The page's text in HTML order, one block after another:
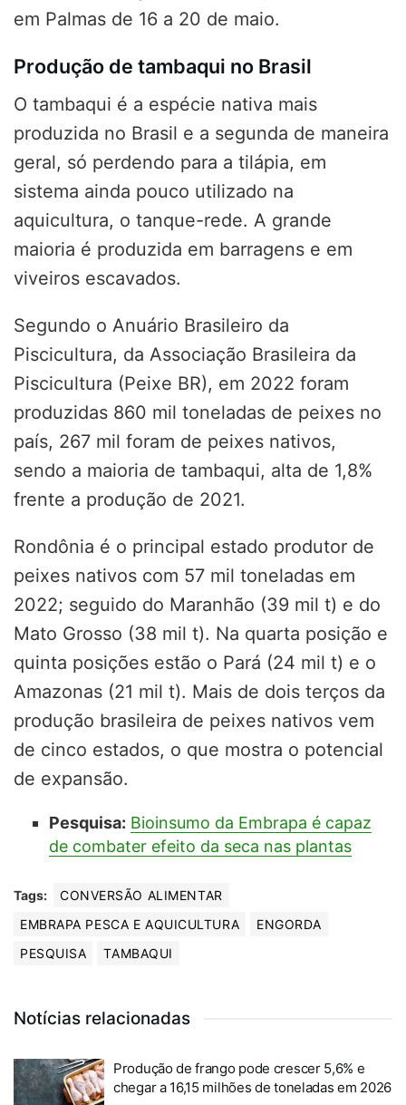
em Palmas de 16 a 20 de maio.
Produção de tambaqui no Brasil
O tambaqui é a espécie nativa mais
produzida no Brasil e a segunda de maneira
geral, só perdendo para a tilápia, em
sistema ainda pouco utilizado na
aquicultura, o tanque-rede. A grande
maioria é produzida em barragens e em
viveiros escavados.
Segundo o Anuário Brasileiro da
Piscicultura, da Associação Brasileira da
Piscicultura (Peixe BR), em 2022 foram
produzidas 860 mil toneladas de peixes no
país, 267 mil foram de peixes nativos,
sendo a maioria de tambaqui, alta de 1,8%
frente a produção de 2021.
Rondônia é o principal estado produtor de
peixes nativos com 57 mil toneladas em
2022; seguido do Maranhão (39 mil t) e do
Mato Grosso (38 mil t). Na quarta posição e
quinta posições estão o Pará (24 mil t) e o
Amazonas (21 mil t). Mais de dois terços da
produção brasileira de peixes nativos vem
de cinco estados, o que mostra o potencial
de expansão.
Pesquisa: Bioinsumo da Embrapa é capaz
de combater efeito da seca nas plantas
Tags:
CONVERSÃO ALIMENTAR
EMBRAPA PESCA E AQUICULTURA
ENGORDA
PESQUISA
TAMBAQUI
Notícias relacionadas
Produção de frango pode crescer 5,6% e
chegar a 16,15 milhões de toneladas em 2026